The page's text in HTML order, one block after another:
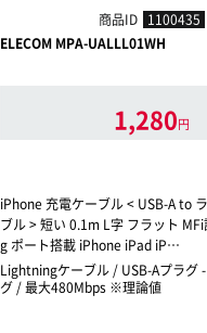
商品ID 1100435
ELECOM MPA-UALLL01WH
1,280円
iPhone 充電ケーブル < USB-A to
ブル > 短い 0.1m L字 フラット
g ポート搭載 iPhone iPad iP…
Lightningケーブル / USB-Aプラグ
グ / 最大480Mbps ※理論値